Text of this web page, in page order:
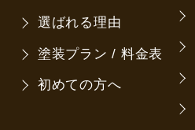
選ばれる理由
塗装プラン / 料金表
初めての方へ